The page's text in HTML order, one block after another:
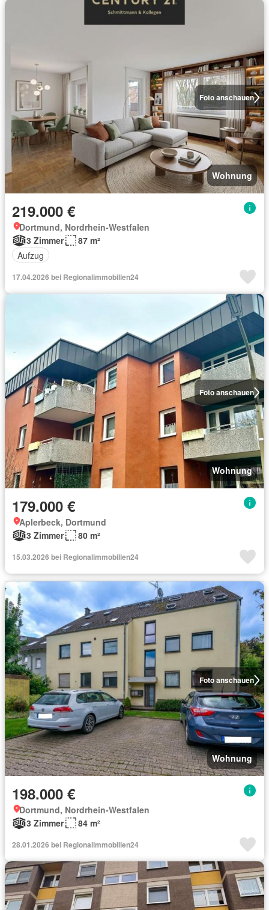
Foto anschauen
Wohnung
219.000 €
Dortmund, Nordrhein-Westfalen
3 Zimmer
87 m²
Aufzug
17.04.2026 bei Regionalimmobilien24
Foto anschauen
Wohnung
179.000 €
Aplerbeck, Dortmund
3 Zimmer
80 m²
15.03.2026 bei Regionalimmobilien24
Foto anschauen
Wohnung
198.000 €
Dortmund, Nordrhein-Westfalen
3 Zimmer
84 m²
28.01.2026 bei Regionalimmobilien24